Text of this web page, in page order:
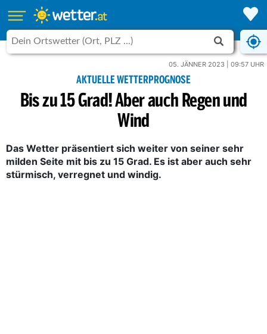
05. JÄNNER 2023 | 09:57 UHR
AKTUELLE WETTERPROGNOSE
Bis zu 15 Grad! Aber auch Regen und
Wind
Das Wetter präsentiert sich weiter von seiner sehr
milden Seite mit bis zu 15 Grad. Es ist aber auch sehr
stürmisch, verregnet und windig.